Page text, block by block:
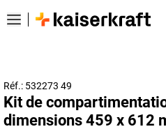
Réf.: 532273 49
Kit de
dimensions 459 x 612